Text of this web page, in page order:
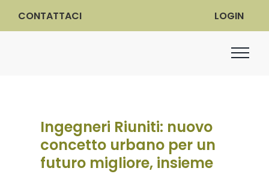
CONTATTACI LOGIN
Ingegneri Riuniti: nuovo
concetto urbano per un
futuro migliore, insieme